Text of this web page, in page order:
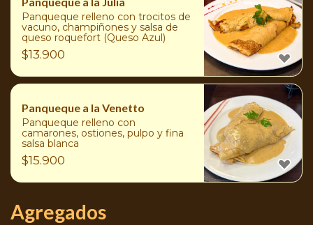
Panqueque relleno con trocitos de
vacuno, champiñones y salsa de
queso roquefort (Queso Azul)
$13.900
Panqueque a la Venetto
Panqueque relleno con
camarones, ostiones, pulpo y fina
salsa blanca
$15.900
Agregados